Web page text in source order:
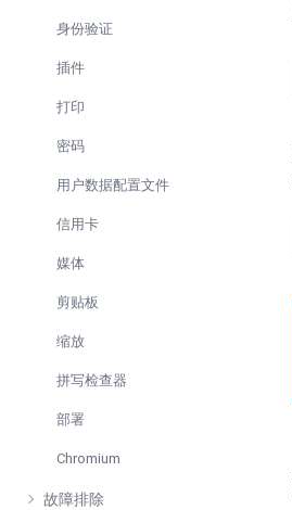
身份验证
插件
打印
密码
用户数据配置文件
信用卡
媒体
剪贴板
缩放
拼写检查器
部署
Chromium
故障排除